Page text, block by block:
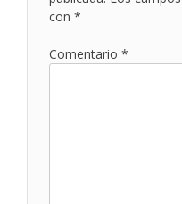
con *
Comentario *